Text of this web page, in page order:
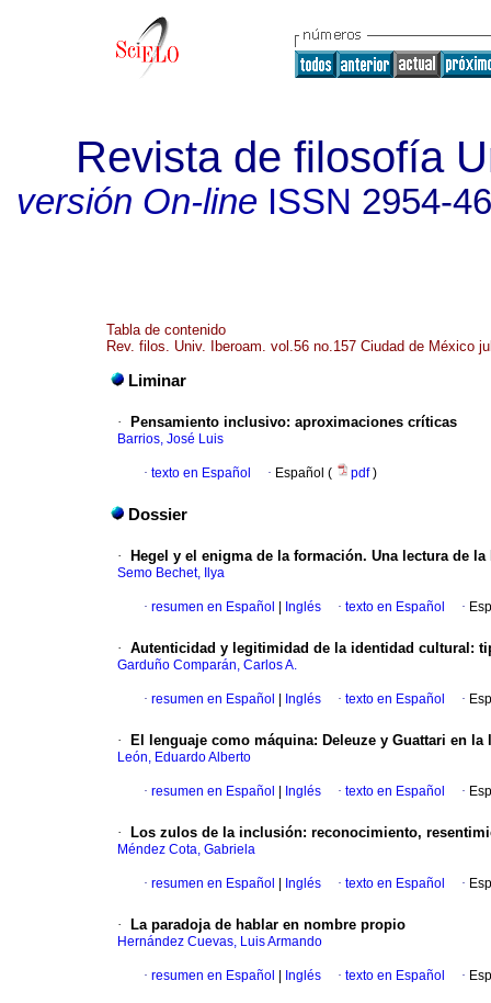
Revista de filosofía
versión On-lineISSN 2954-
Tabla de contenido
Rev. filos. Univ. Iberoam. vol.56 no.157 Ciudad de México
Liminar
· Pensamiento inclusivo: aproximaciones críticas
Barrios, José Luis
· texto en Español · Español ( pdf)
Dossier
· Hegel y el enigma de la formación. Una lectura de
Semo Bechet, Ilya
· resumen en Español Inglés · texto en Español ·
· Autenticidad y legitimidad de la identidad cultural:
Garduño Comparán, Carlos A.
· resumen en Español Inglés · texto en Español ·
· El lenguaje como máquina: Deleuze y Guattari en
León, Eduardo Alberto
· resumen en Español Inglés · texto en Español ·
· Los zulos de la inclusión: reconocimiento,
Méndez Cota, Gabriela
· resumen en Español Inglés · texto en Español ·
· La paradoja de hablar en nombre propio
Hernández Cuevas, Luis Armando
· resumen en Español Inglés · texto en Español ·